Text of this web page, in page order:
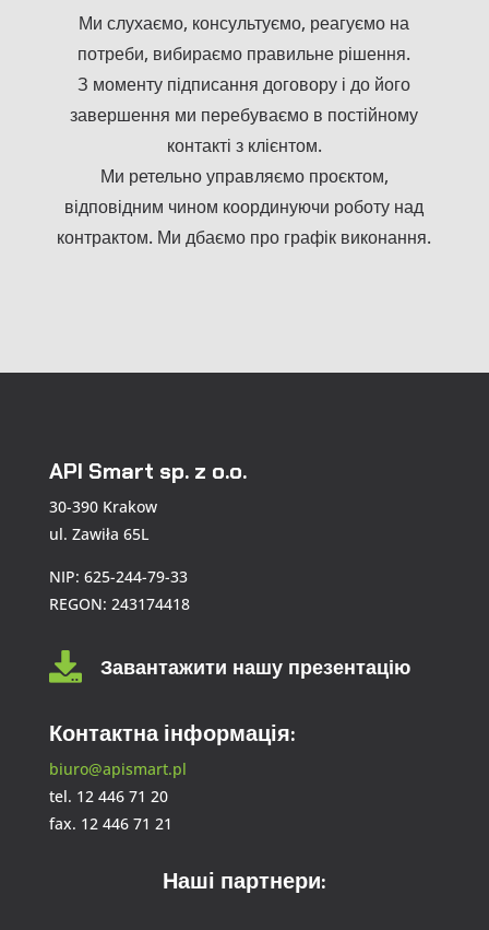
Ми слухаємо, консультуємо, реагуємо на
потреби, вибираємо правильне рішення.
З моменту підписання договору і до його
завершення ми перебуваємо в постійному
контакті з клієнтом.
Ми ретельно управляємо проєктом,
відповідним чином координуючи роботу над
контрактом. Ми дбаємо про графік виконання.
API Smart sp. z o.o.
30-390 Krakow
ul. Zawiła 65L
NIP: 625-244-79-33
REGON: 243174418
 Завантажити нашу презентацію
Контактна інформація:
biuro@apismart.pl
tel. 12 446 71 20
fax. 12 446 71 21
Наші партнери: